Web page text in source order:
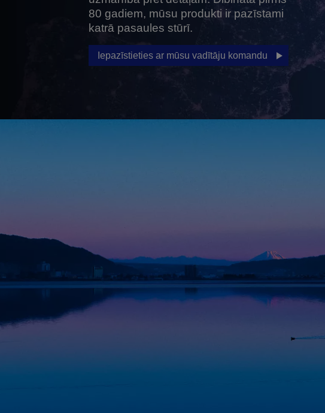
80 gadiem, mūsu produkti ir pazīstami
katrā pasaules stūrī.
Iepazīstieties ar mūsu vadītāju komandu